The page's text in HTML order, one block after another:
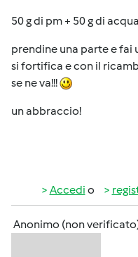
50 g di pm + 50 g di
prendine una parte e fai
si fortifica e con il
se ne va!!!
un abbraccio!
Accedi o
Anonimo (non